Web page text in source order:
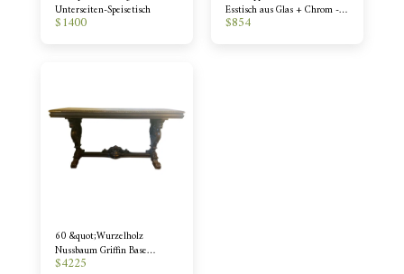
Unterseiten-Speisetisch
$1400
Esstisch aus Glas + Chrom -
1970er
$854
60 &quot;Wurzelholz
Nussbaum Griffin Base
Konsolentisch / Schreibtisch /
$4225